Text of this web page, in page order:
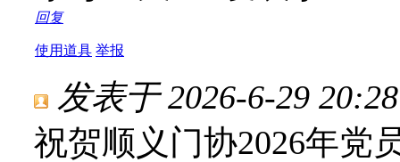
回复
使用道具 举报
发表于 2026-6-29
祝贺顺义门协2026年党